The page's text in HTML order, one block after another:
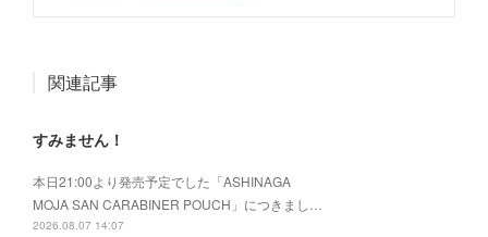
関連記事
すみません！
本日21:00より発売予定でした「ASHINAGA
MOJA SAN CARABINER POUCH」につきまし…
2026.08.07 14:07